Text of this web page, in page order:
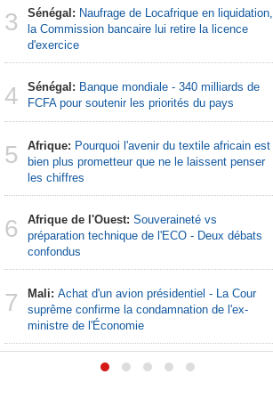
3 Sénégal: Naufrage de Locafrique en liquidation,
la Commission bancaire lui retire la licence
d'exercice
4 Sénégal: Banque mondiale - 340 milliards de
FCFA pour soutenir les priorités du pays
5 Afrique: Pourquoi l'avenir du textile africain est
bien plus prometteur que ne le laissent penser
les chiffres
6 Afrique de l'Ouest: Souveraineté vs
préparation technique de l'ECO - Deux débats
confondus
7 Mali: Achat d'un avion présidentiel - La Cour
suprême confirme la condamnation de l'ex-
ministre de l'Économie